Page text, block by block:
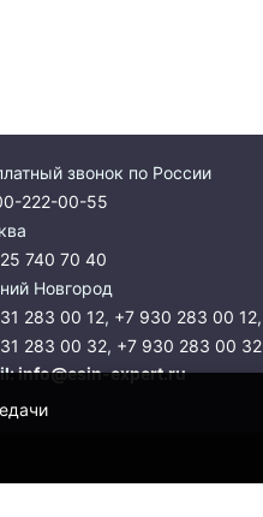
звонок по России
222-00-55
740 70 40
Новгород
283 00 12, +7 930 283 00 12,
283 00 32, +7 930 283 00 32
info@esin-expert.ru